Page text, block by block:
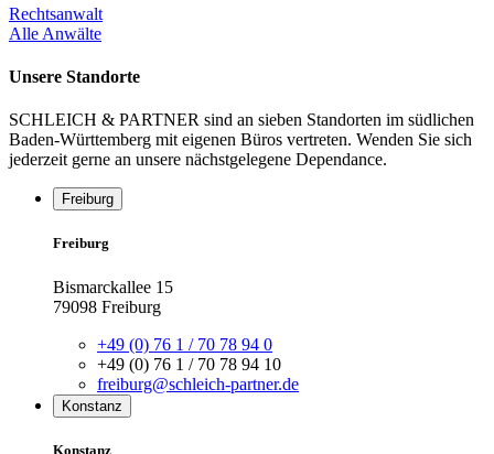
Rechtsanwalt
Alle Anwälte
Unsere Standorte
SCHLEICH & PARTNER sind an sieben Standorten im südlichen
Baden-Württemberg mit eigenen Büros vertreten. Wenden Sie sich
jederzeit gerne an unsere nächstgelegene Dependance.
Freiburg
Freiburg
Bismarckallee 15
79098 Freiburg
+49 (0) 76 1 / 70 78 94 0
+49 (0) 76 1 / 70 78 94 10
freiburg@schleich-partner.de
Konstanz
Konstanz